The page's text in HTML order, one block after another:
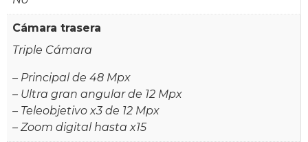
Cámara trasera
Triple Cámara
– Principal de 48 Mpx
– Ultra gran angular de 12 Mpx
– Teleobjetivo x3 de 12 Mpx
– Zoom digital hasta x15